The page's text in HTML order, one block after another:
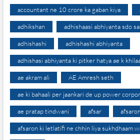
accountant ne 10 crore ka gaban kiya
adhikshan adhishaasi abhiyanta sdo
adhishashi adhishashi abhiyanta
adhishasi abhiyanta ki pitker hatya ae k
ae akram ali AE Amresh seth
ae ki bahaali per jaankari de up power
ae pratap tindwani afsar
afsaron ki letlatifi ne chhin liya sukhdhaam